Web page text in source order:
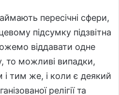
пересічні сфери,
підсумку підзвітна
віддавати одне
то можливі випадки,
тим же, і коли є деякий
релігії та